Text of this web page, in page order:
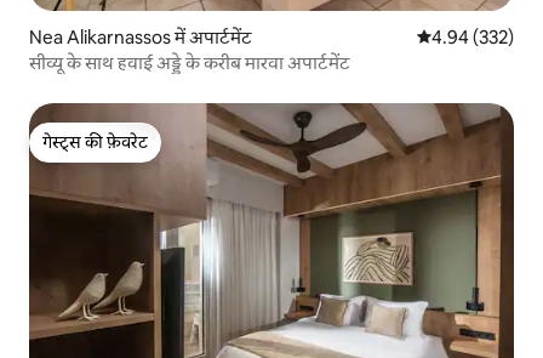
Nea Alikarnassos में अपार्टमेंट औसत रेटिंग 5 में से
4.94 (332)
सीव्यू के साथ हवाई अड्डे के करीब मारवा अपार्टमेंट
गेस्ट्स की फ़ेवरेट
गेस्ट्स की फ़ेवरेट